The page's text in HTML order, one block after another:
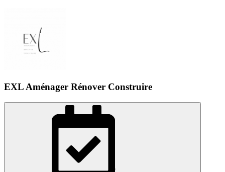
EXL Aménager Rénover Construire